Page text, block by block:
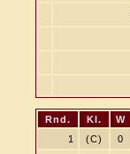
Rnd. Kl. W
1
(C) 0